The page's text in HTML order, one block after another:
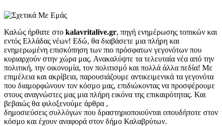
Καλώς ήρθατε στο kalavritalive.gr, πηγή ενημέρωσης τοπικών και
εντός Ελλάδας νέων! Εδώ, θα διαβάσετε μια πλήρη και
ενημερωμένη επισκόπηση των πιο πρόσφατων γεγονότων που
κυριαρχούν στην χώρα μας. Ανακαλύψτε τα τελευταία νέα από την
πολιτική, την οικονομία, τον πολιτισμό και πολλά άλλα πεδία! Με
επιμέλεια και ακρίβεια, παρουσιάζουμε αντικειμενικά τα γεγονότα
που διαμορφώνουν τον κόσμο μας, επιδιώκοντας να προσφέρουμε
στους αναγνώστες μας μια πλήρη εικόνα της επικαιρότητας. Και
βεβαιώς θα φιλοξενούμε άρθρα ,
δημοσιεύσεις συλλόγων που δραστηριοποιούνται οπουδήποτε στον
κόσμο και έχουν αναφορά στον δήμο Καλαβρύτων.